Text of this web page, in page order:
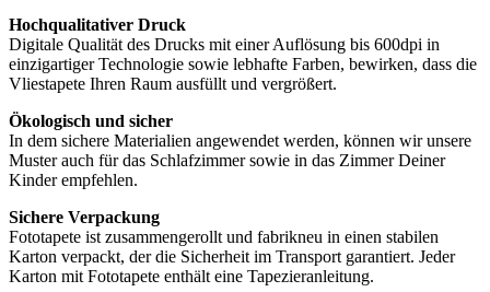
Hochqualitativer Druck
Digitale Qualität des Drucks mit einer Auflösung bis 600dpi in
einzigartiger Technologie sowie lebhafte Farben, bewirken, dass die
Vliestapete Ihren Raum ausfüllt und vergrößert.
Ökologisch und sicher
In dem sichere Materialien angewendet werden, können wir unsere
Muster auch für das Schlafzimmer sowie in das Zimmer Deiner
Kinder empfehlen.
Sichere Verpackung
Fototapete ist zusammengerollt und fabrikneu in einen stabilen
Karton verpackt, der die Sicherheit im Transport garantiert. Jeder
Karton mit Fototapete enthält eine Tapezieranleitung.